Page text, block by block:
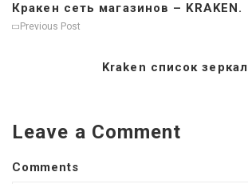
Кракен сеть магазинов – KRAKEN.
Previous Post
Kraken список
Leave a Comment
Comments